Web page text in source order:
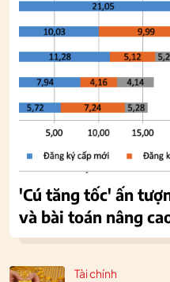
Tài chính
'Cú tăng tốc' ấn
và bài toán nâng